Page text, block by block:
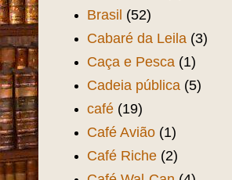
Brasil (52)
Cabaré da Leila (3)
Caça e Pesca (1)
Cadeia pública (5)
café (19)
Café Avião (1)
Café Riche (2)